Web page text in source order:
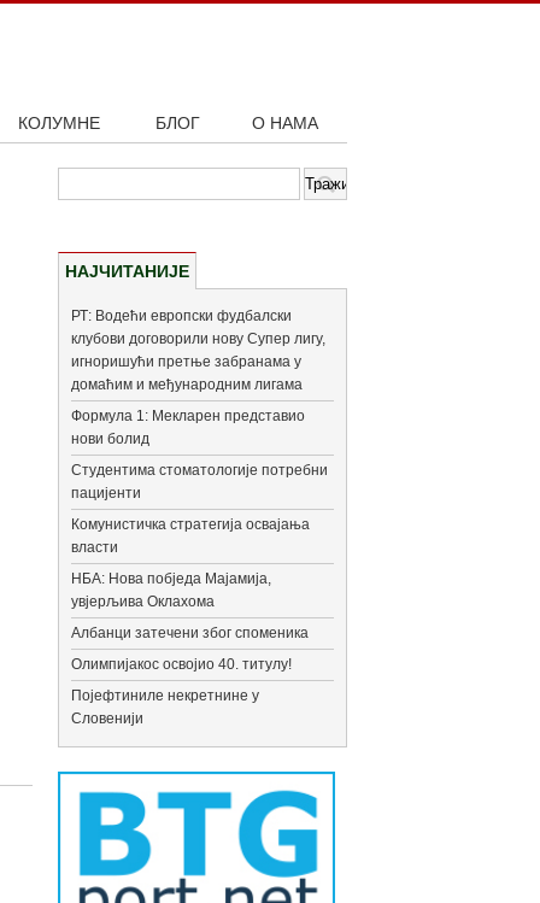
КОЛУМНЕ БЛОГ О НАМА
НАЈЧИТАНИЈЕ
РТ: Водећи европски фудбалски
клубови договорили нову Супер лигу,
игноришући претње забранама у
домаћим и међународним лигама
Формула 1: Мекларен представио
нови болид
Студентима стоматологије потребни
пацијенти
Комунистичка стратегија освајања
власти
НБА: Нова побједа Мајамија,
увјерљива Оклахома
Албанци затечени због споменика
Олимпијакос освојио 40. титулу!
Појефтиниле некретнине у
Словенији